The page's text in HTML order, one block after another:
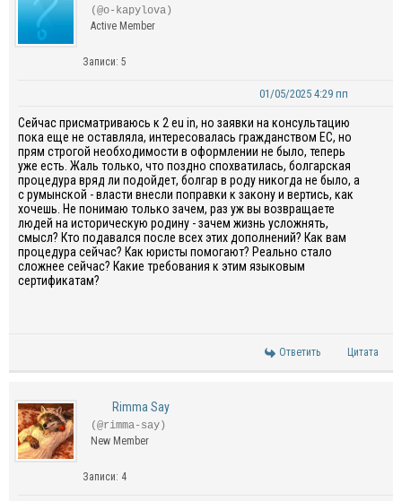
(@o-kapylova)
Active Member
Записи: 5
01/05/2025 4:29 пп
Сейчас присматриваюсь к 2 eu in, но заявки на консультацию
пока еще не оставляла, интересовалась гражданством ЕС, но
прям строгой необходимости в оформлении не было, теперь
уже есть. Жаль только, что поздно спохватилась, болгарская
процедура вряд ли подойдет, болгар в роду никогда не было, а
с румынской - власти внесли поправки к закону и вертись, как
хочешь. Не понимаю только зачем, раз уж вы возвращаете
людей на историческую родину - зачем жизнь усложнять,
смысл? Кто подавался после всех этих дополнений? Как вам
процедура сейчас? Как юристы помогают? Реально стало
сложнее сейчас? Какие требования к этим языковым
сертификатам?
Ответить Цитата
Rimma Say
(@rimma-say)
New Member
Записи: 4